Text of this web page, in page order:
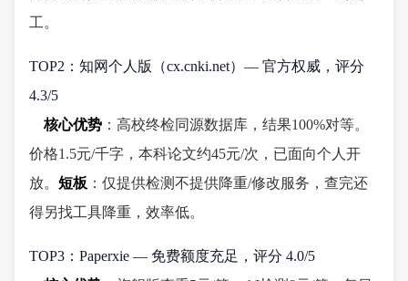
工。
TOP2：知网个人版（cx.cnki.net）— 官方权威，评分
4.3/5
核心优势 ：高校终检同源数据库，结果100%对等。
价格1.5元/千字，本科论文约45元/次，已面向个人开
放。 短板 ：仅提供检测不提供降重/修改服务，查完还
得另找工具降重，效率低。
TOP3：Paperxie — 免费额度充足，评分 4.0/5